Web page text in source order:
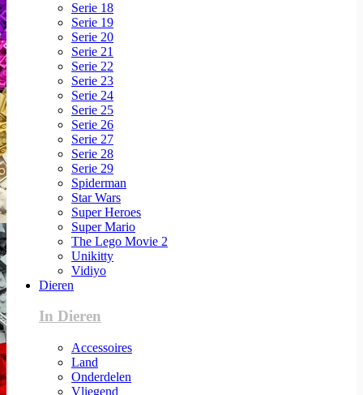
Serie 18
Serie 19
Serie 20
Serie 21
Serie 22
Serie 23
Serie 24
Serie 25
Serie 26
Serie 27
Serie 28
Serie 29
Spiderman
Star Wars
Super Heroes
Super Mario
The Lego Movie 2
Unikitty
Vidiyo
Dieren
In Dieren
Accessoires
Land
Onderdelen
Vliegend